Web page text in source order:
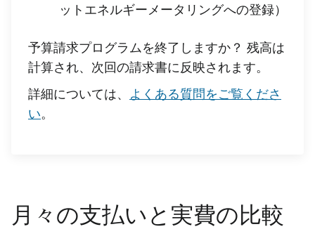
ットエネルギーメータリングへの登録）
予算請求プログラムを終了しますか？ 残高は
計算され、次回の請求書に反映されます。
詳細については、 よくある質問をご覧くださ
い。
月々の支払いと実費の比較